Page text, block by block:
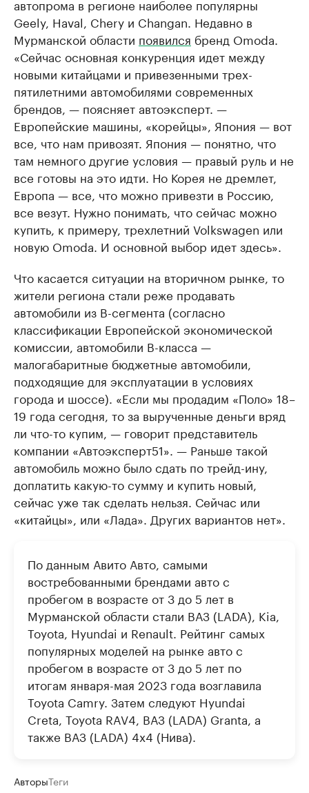
автопрома в регионе наиболее популярны
Geely, Haval, Chery и Changan. Недавно в
Мурманской области появился бренд Omoda.
«Сейчас основная конкуренция идет между
новыми китайцами и привезенными трех-
пятилетними автомобилями современных
брендов, — поясняет автоэксперт. —
Европейские машины, «корейцы», Япония — вот
все, что нам привозят. Япония — понятно, что
там немного другие условия — правый руль и не
все готовы на это идти. Но Корея не дремлет,
Европа — все, что можно привезти в Россию,
все везут. Нужно понимать, что сейчас можно
купить, к примеру, трехлетний Volkswagen или
новую Omoda. И основной выбор идет здесь».
Что касается ситуации на вторичном рынке, то
жители региона стали реже продавать
автомобили из B-сегмента (согласно
классификации Европейской экономической
комиссии, автомобили B-класса —
малогабаритные бюджетные автомобили,
подходящие для эксплуатации в условиях
города и шоссе). «Если мы продадим «Поло» 18–
19 года сегодня, то за вырученные деньги вряд
ли что-то купим, — говорит представитель
компании «Автоэксперт51». — Раньше такой
автомобиль можно было сдать по трейд-ину,
доплатить какую-то сумму и купить новый,
сейчас уже так сделать нельзя. Сейчас или
«китайцы», или «Лада». Других вариантов нет».
По данным Авито Авто, самыми
востребованными брендами авто с
пробегом в возрасте от 3 до 5 лет в
Мурманской области стали ВАЗ (LADA), Kia,
Toyota, Hyundai и Renault. Рейтинг самых
популярных моделей на рынке авто с
пробегом в возрасте от 3 до 5 лет по
итогам января-мая 2023 года возглавила
Toyota Camry. Затем следуют Hyundai
Creta, Toyota RAV4, ВАЗ (LADA) Granta, а
также ВАЗ (LADA) 4x4 (Нива).
АвторыТеги